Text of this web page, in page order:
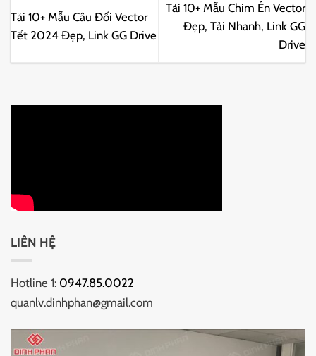
Tải 10+ Mẫu Câu Đối Vector
Tết 2024 Đẹp, Link GG Drive
Tải 10+ Mẫu Chim Én Vector
Đẹp, Tải Nhanh, Link GG
Drive
LIÊN HỆ
Hotline 1: 0947.85.0022
quanlv.dinhphan@gmail.com